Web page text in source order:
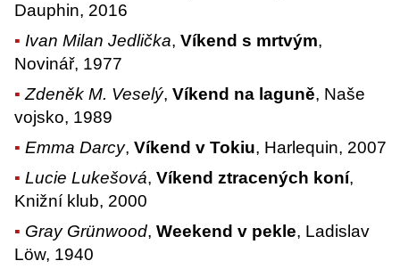
Dauphin, 2016
Ivan Milan Jedlička,Víkend s mrtvým,
Novinář, 1977
Zdeněk M. Veselý,Víkend na laguně, Naše
vojsko, 1989
Emma Darcy,Víkend v Tokiu, Harlequin, 2007
Lucie Lukešová,Víkend ztracených koní,
Knižní klub, 2000
Gray Grünwood,Weekend v pekle, Ladislav
Löw, 1940